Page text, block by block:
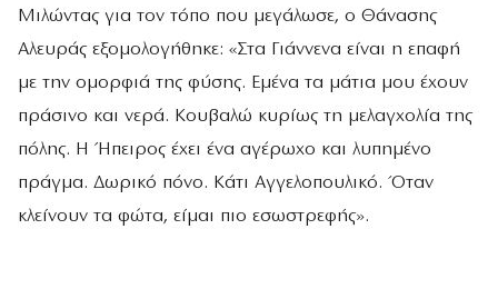
Μιλώντας για τον τόπο που μεγάλωσε, ο Θάνασης
Αλευράς εξομολογήθηκε: «Στα Γιάννενα είναι η επαφή
με την ομορφιά της φύσης. Εμένα τα μάτια μου έχουν
πράσινο και νερά. Κουβαλώ κυρίως τη μελαγχολία της
πόλης. Η Ήπειρος έχει ένα αγέρωχο και λυπημένο
πράγμα. Δωρικό πόνο. Κάτι Αγγελοπουλικό. Όταν
κλείνουν τα φώτα, είμαι πιο εσωστρεφής».